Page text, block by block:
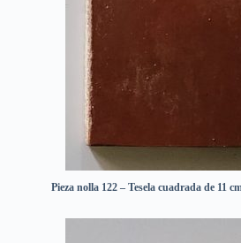
Pieza nolla 122 – Tesela cuadrada de 11